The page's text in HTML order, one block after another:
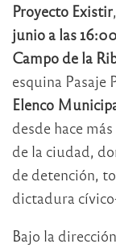
Proyecto Existir
junio a las 16:00
Campo de la
esquina Pasaje
Elenco
desde hace
de la ciudad,
de detención,
dictadura
Bajo la